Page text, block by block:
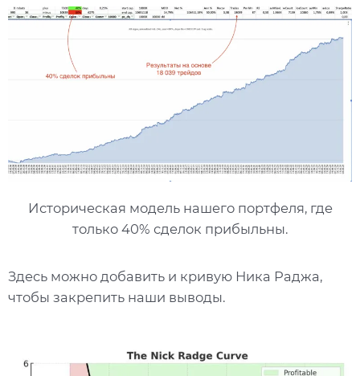
Историческая модель нашего портфеля, где
только 40% сделок прибыльны.
Здесь можно добавить и кривую Ника Раджа,
чтобы закрепить наши выводы.